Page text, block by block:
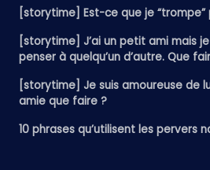
[storytime] Est-ce que je
[storytime] J’ai un petit ami mais
penser à quelqu’un d’autre. Que
[storytime] Je suis amoureuse de
amie que faire ?
10 phrases qu’utilisent les pervers